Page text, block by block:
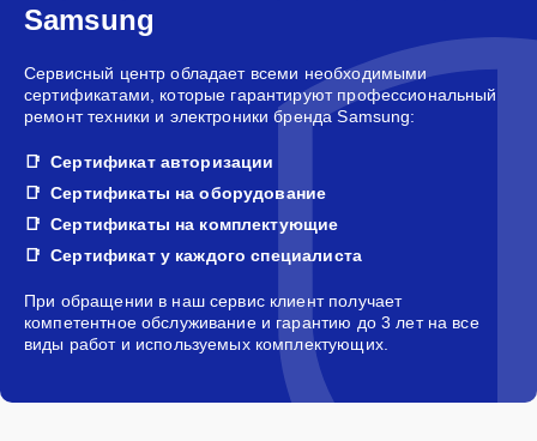
Samsung
Сервисный центр обладает всеми необходимыми
сертификатами, которые гарантируют профессиональный
ремонт техники и электроники бренда Samsung:
Сертификат авторизации
Сертификаты на оборудование
Сертификаты на комплектующие
Сертификат у каждого специалиста
При обращении в наш сервис клиент получает
компетентное обслуживание и гарантию до 3 лет на все
виды работ и используемых комплектующих.